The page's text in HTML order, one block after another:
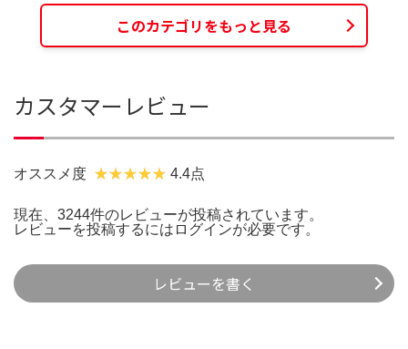
このカテゴリをもっと見る
カスタマーレビュー
オススメ度 4.4点
現在、3244件のレビューが投稿されています。
レビューを投稿するには ログインが必要です。
レビューを書く